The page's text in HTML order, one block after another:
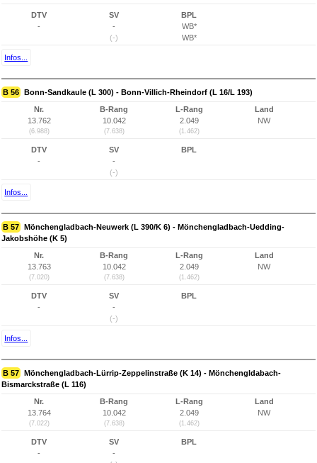
DTV
-
SV
-
(-)
BPL
WB*
WB*
Infos...
B 56 Bonn-Sandkaule (L 300) - Bonn-Villich-Rheindorf (L 16/L 193)
Nr.
13.762
(6.988)
B-Rang
10.042
(7.638)
L-Rang
2.049
(1.462)
Land
NW
DTV
-
SV
-
(-)
BPL
Infos...
B 57 Mönchengladbach-Neuwerk (L 390/K 6) - Mönchengladbach-Uedding-
Jakobshöhe (K 5)
Nr.
13.763
(7.020)
B-Rang
10.042
(7.638)
L-Rang
2.049
(1.462)
Land
NW
DTV
-
SV
-
(-)
BPL
Infos...
B 57 Mönchengladbach-Lürrip-Zeppelinstraße (K 14) - Mönchengldabach-
Bismarckstraße (L 116)
Nr.
13.764
(7.022)
B-Rang
10.042
(7.638)
L-Rang
2.049
(1.462)
Land
NW
DTV
-
SV
-
BPL